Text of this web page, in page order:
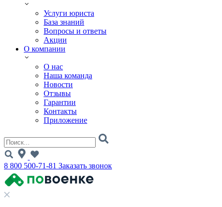
Услуги юриста
База знаний
Вопросы и ответы
Акции
О компании
О нас
Наша команда
Новости
Отзывы
Гарантии
Контакты
Приложение
8 800 500-71-81 Заказать звонок